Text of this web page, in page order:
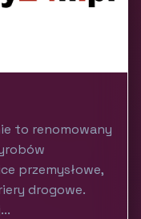
to renomowany
przemysłowe,
drogowe.